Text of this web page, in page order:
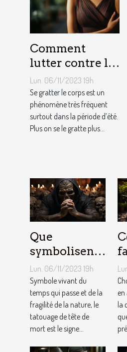
Comment
lutter contre la
démangeaison ?
Lun. 06/11/2023 19h
Se gratter le corps est un
phénomène très fréquent
surtout dans la période d’été.
Plus on se le gratte plus...
Que
symbolisent
les Tatouages
Têtes de
Mort ?
Lun. 06/11/2023 19h
Symbole vivant du
temps qui passe et de la
fragilité de la nature, le
tatouage de tête de
mort est le signe...
la